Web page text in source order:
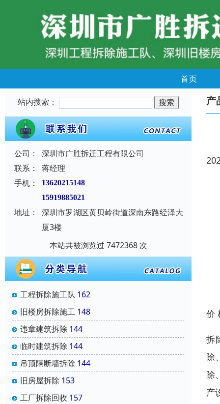
首页
站内搜索：
公司：
深圳市广胜拆迁工程有限公司
联系：
蒋经理
手机：
13620215148
15919885021
地址：
深圳市罗湖区黄贝岭街道深南东路经泽大
厦3楼
本站共被浏览过 7472368 次
工程拆除施工队 162
旧楼房拆除施工 148
违章建筑拆除 144
临时建筑拆除 144
吊顶隔断墙拆除 144
旧房屋拆除 153
工厂拆除回收 157
产
价
拆
除
除
产